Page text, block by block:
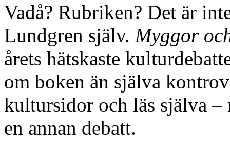
Vadå? Rubriken? Det är
Lundgren själv. Myggor
årets hätskaste
om boken än själva
kultursidor och läs själva –
en annan debatt.